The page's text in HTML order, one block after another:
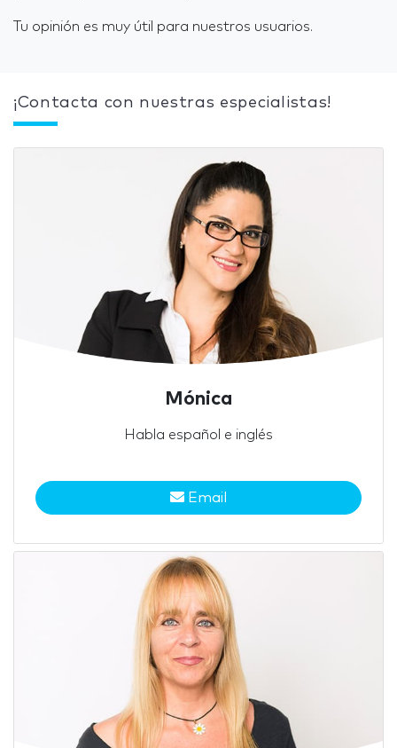
Tu opinión es muy útil para nuestros usuarios.
¡Contacta con nuestras especialistas!
Mónica
Habla español e inglés
Email